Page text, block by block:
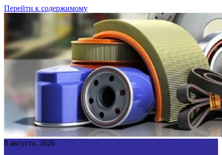
Перейти к содержимому
8 августа, 2026